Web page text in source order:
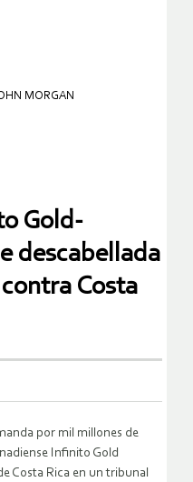
MORGAN
Gold-
descabellada
Costa
por mil millones de
Infinito Gold
Costa Rica en un tribunal